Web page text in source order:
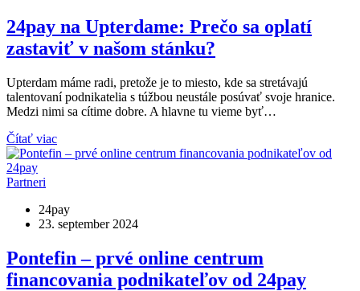
24pay na Upterdame: Prečo sa oplatí
zastaviť v našom stánku?
Upterdam máme radi, pretože je to miesto, kde sa stretávajú
talentovaní podnikatelia s túžbou neustále posúvať svoje hranice.
Medzi nimi sa cítime dobre. A hlavne tu vieme byť…
Čítať viac
Partneri
24pay
23. september 2024
Pontefin – prvé online centrum
financovania podnikateľov od 24pay